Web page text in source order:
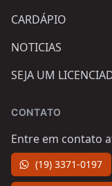
CARDÁPIO
NOTICIAS
SEJA UM
CONTATO
Entre em contato
(19) 3371-0197